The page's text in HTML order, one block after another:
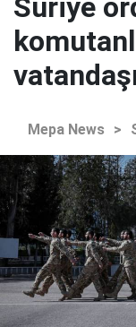
Suriye
Mepa News >